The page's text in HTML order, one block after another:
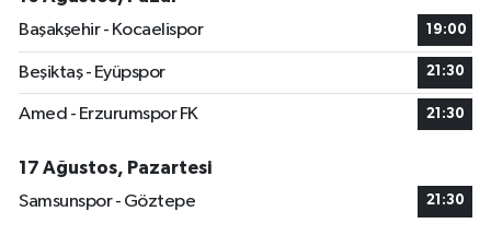
Başakşehir - Kocaelispor
19:00
Beşiktaş - Eyüpspor 21:30
Amed - Erzurumspor FK 21:30
17 Ağustos, Pazartesi
Samsunspor - Göztepe
21:30